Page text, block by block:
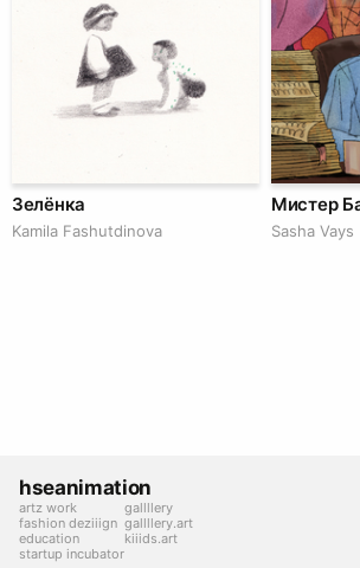
Зелёнка
Kamila Fashutdinova
Мистер
Sasha Vays
hseanimation
artz work
fashion deziiign
education
startup incubator
gallllery
gallllery.art
kiiids.art